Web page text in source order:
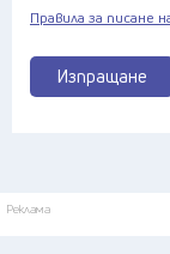
Изпращане
Правила за писане
Реклама